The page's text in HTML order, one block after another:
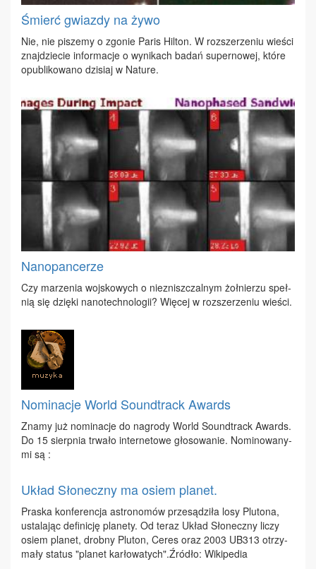
Śmierć gwiazdy na żywo
Nie, nie pi­sze­my o zgo­nie Pa­ris Hil­ton. W roz­sze­rze­niu wie­ści
znaj­dzie­cie in­for­ma­cje o wy­ni­kach ba­dań su­per­no­wej, któ­re
opu­bli­ko­wa­no dzi­siaj w Na­tu­re.
Nanopancerze
Czy ma­rze­nia woj­sko­wych o nie­znisz­czal­nym żoł­nie­rzu speł­
nią się dzię­ki na­no­tech­no­lo­gii? Wię­cej w roz­sze­rze­niu wie­ści.
Nominacje World Soundtrack Awards
Zna­my już no­mi­na­cje do na­gro­dy World So­und­track Awards.
Do 15 sierp­nia trwa­ło in­ter­ne­to­we gło­so­wa­nie. No­mi­no­wa­ny­
mi są :
Układ Słoneczny ma osiem planet.
Pra­ska kon­fe­ren­cja astro­no­mów prze­są­dzi­ła lo­sy Plu­to­na,
usta­la­jąc de­fi­ni­cję pla­ne­ty. Od te­raz Układ Sło­necz­ny li­czy
osiem pla­net, drob­ny Plu­ton, Ce­res oraz 2003 UB313 otrzy­
ma­ły sta­tus "pla­net kar­ło­wa­tych".Źró­dło: Wi­ki­pe­dia